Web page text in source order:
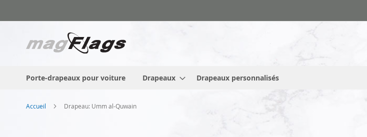
au
Porte-drapeaux pour voiture Drapeaux Drapeaux personnalisés
Accueil Drapeau: Umm al-Quwain